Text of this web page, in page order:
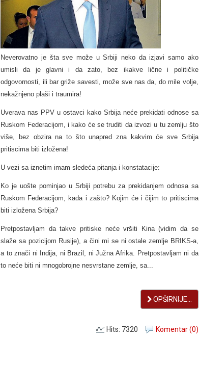
Neverovatno je šta sve može u Srbiji neko da izjavi samo ako
umisli da je glavni i da zato, bez ikakve lične i političke
odgovornosti, ili bar griže savesti, može sve nas da, do mile volje,
nekažnjeno plaši i traumira!
Uverava nas PPV u ostavci kako Srbija neće prekidati odnose sa
Ruskom Federacijom, i kako će se truditi da izvozi u tu zemlju što
više, bez obzira na to što unapred zna kakvim će sve Srbija
pritiscima biti izložena!
U vezi sa iznetim imam sledeća pitanja i konstatacije:
Ko je uošte pominjao u Srbiji potrebu za prekidanjem odnosa sa
Ruskom Federacijom, kada i zašto? Kojim će i čijim to pritiscima
biti izložena Srbija?
Pretpostavljam da takve pritiske neće vršiti Kina (vidim da se
slaže sa pozicijom Rusije), a čini mi se ni ostale zemlje BRIKS-a,
a to znači ni Indija, ni Brazil, ni Južna Afrika. Pretpostavljam ni da
to neće biti ni mnogobrojne nesvrstane zemlje, sa...
OPŠIRNIJE...
Komentar (0)
Hits: 7320